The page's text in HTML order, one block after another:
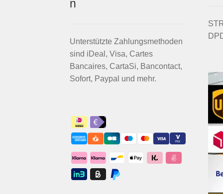
n
Unterstützte Zahlungsmethoden
sind iDeal, Visa, Cartes
Bancaires, CartaSi, Bancontact,
Sofort, Paypal und mehr.